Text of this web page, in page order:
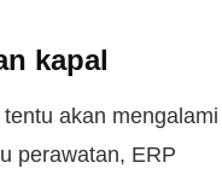
kapal
akan mengalami
perawatan, ERP